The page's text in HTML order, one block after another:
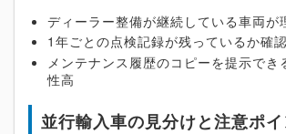
ディーラー整備が継続している車両が
1年ごとの点検記録が残っているか確認
メンテナンス履歴のコピーを提示でき
性高
並行輸入車の見分けと注意ポイ